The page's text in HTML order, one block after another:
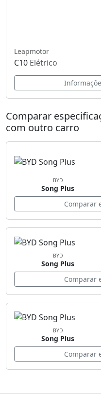
Leapmotor
C10 Elétrico
Comparar
com outro carro
BYD
Song Plus
Comparar
BYD
Song Plus
Comparar
BYD
Song Plus
Comparar